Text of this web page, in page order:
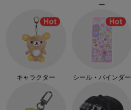
ー
キャラクター シール・バインダー